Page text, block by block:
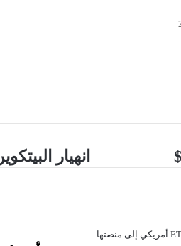
انهيار
البيتكوين
انهيار البيتكوين دون